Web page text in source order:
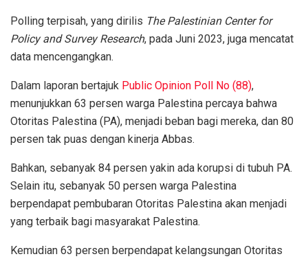
Polling terpisah, yang dirilis The Palestinian Center for
Policy and Survey Research, pada Juni 2023, juga mencatat
data mencengangkan.
Dalam laporan bertajuk Public Opinion Poll No (88),
menunjukkan 63 persen warga Palestina percaya bahwa
Otoritas Palestina (PA), menjadi beban bagi mereka, dan 80
persen tak puas dengan kinerja Abbas.
Bahkan, sebanyak 84 persen yakin ada korupsi di tubuh PA.
Selain itu, sebanyak 50 persen warga Palestina
berpendapat pembubaran Otoritas Palestina akan menjadi
yang terbaik bagi masyarakat Palestina.
Kemudian 63 persen berpendapat kelangsungan Otoritas